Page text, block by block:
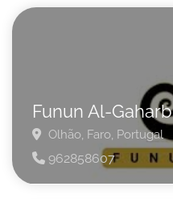
Funun Al-Gaharb
Olhão, Faro, Portugal
962858607